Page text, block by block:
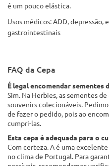
é um pouco elástica.
Usos médicos: ADD, depressão,
gastrointestinais
FAQ da Cepa
É legal encomendar sementes
Sim. Na Herbies, as sementes
souvenirs colecionáveis.
de fazer o pedido, pois ao
cumpri-las.
Esta cepa é adequada para o
Com certeza. A é uma
no clima de Portugal. Para